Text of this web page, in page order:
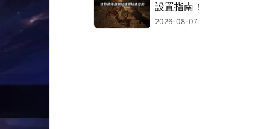
設置指南！
2026-08-07